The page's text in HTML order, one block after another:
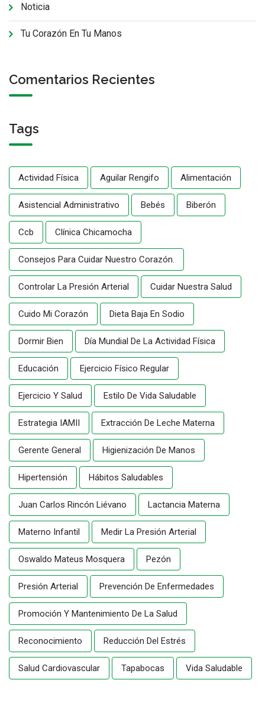
Noticia
Tu Corazón En Tu Manos
Comentarios Recientes
Tags
Actividad Física Aguilar Rengifo Alimentación
Asistencial Administrativo Bebés Biberón
Ccb Clínica Chicamocha
Consejos Para Cuidar Nuestro Corazón.
Controlar La Presión Arterial Cuidar Nuestra Salud
Cuido Mi Corazón Dieta Baja En Sodio
Dormir Bien Día Mundial De La Actividad Física
Educación Ejercicio Físico Regular
Ejercicio Y Salud Estilo De Vida Saludable
Estrategia IAMII Extracción De Leche Materna
Gerente General Higienización De Manos
Hipertensión Hábitos Saludables
Juan Carlos Rincón Liévano Lactancia Materna
Materno Infantil Medir La Presión Arterial
Oswaldo Mateus Mosquera Pezón
Presión Arterial Prevención De Enfermedades
Promoción Y Mantenimiento De La Salud
Reconocimiento Reducción Del Estrés
Salud Cardiovascular Tapabocas Vida Saludable